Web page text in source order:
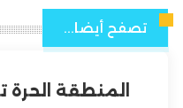
تصفح أيضا...
المنطقة